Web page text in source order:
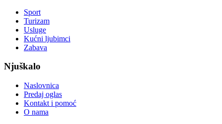
Sport
Turizam
Usluge
Kućni ljubimci
Zabava
Njuškalo
Naslovnica
Predaj oglas
Kontakt i pomoć
O nama